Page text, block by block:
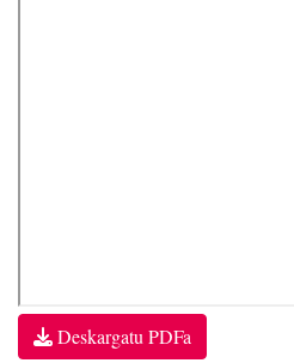
Deskargatu PDFa